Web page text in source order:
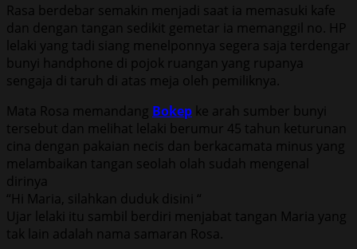
Rasa berdebar semakin menjadi saat ia memasuki kafe
dan dengan tangan sedikit gemetar ia memanggil no. HP
lelaki yang tadi siang menelponnya segera saja terdengar
bunyi handphone di pojok ruangan yang rupanya
sengaja di taruh di atas meja oleh pemiliknya.
Mata Rosa memandang Bokep ke arah sumber bunyi
tersebut dan melihat lelaki berumur 45 tahun keturunan
cina dengan pakaian necis dan berkacamata minus yang
melambaikan tangan seolah olah sudah mengenal
dirinya
“Hi Maria, silahkan duduk disini “
Ujar lelaki itu sambil berdiri menjabat tangan Maria yang
tak lain adalah nama samaran Rosa.